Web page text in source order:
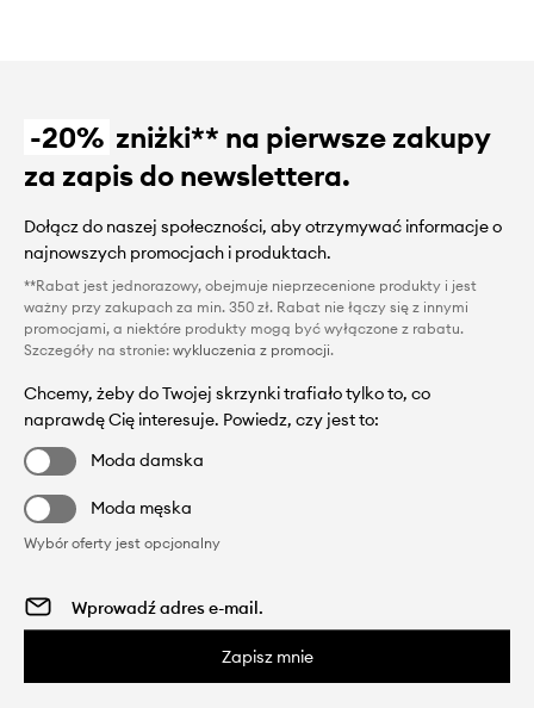
-20% zniżki** na pierwsze zakupy
za zapis do newslettera.
Dołącz do naszej społeczności, aby otrzymywać informacje o
najnowszych promocjach i produktach.
**Rabat jest jednorazowy, obejmuje nieprzecenione produkty i jest
ważny przy zakupach za min. 350 zł. Rabat nie łączy się z innymi
promocjami, a niektóre produkty mogą być wyłączone z rabatu.
Szczegóły na stronie: wykluczenia z promocji.
Chcemy, żeby do Twojej skrzynki trafiało tylko to, co
naprawdę Cię interesuje. Powiedz, czy jest to:
Moda damska
Moda męska
Wybór oferty jest opcjonalny
Zapisz mnie